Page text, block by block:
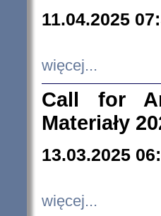
11.04.2025
więcej...
Call for
Materiały
13.03.2025
więcej...